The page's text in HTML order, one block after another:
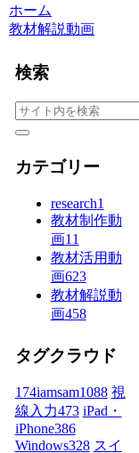
ホーム
教材解説動画
検索
カテゴリー
research1
教材制作動
画11
教材活用動
画623
教材解説動
画458
タグクラウド
174iamsam1088 視
線入力473 iPad・
iPhone386
Windows328 スイ